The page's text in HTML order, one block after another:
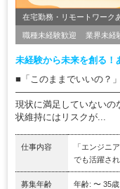
在宅勤務・リモートワーク
職種未経験歓迎 業界未経
未経験から未来を創る！
■「このままでいいの？
現状に満足していないの
状維持にはリスクが...
仕事内容
「エンジニ
でも活躍さ
募集年齢 年齢: 〜 35歳